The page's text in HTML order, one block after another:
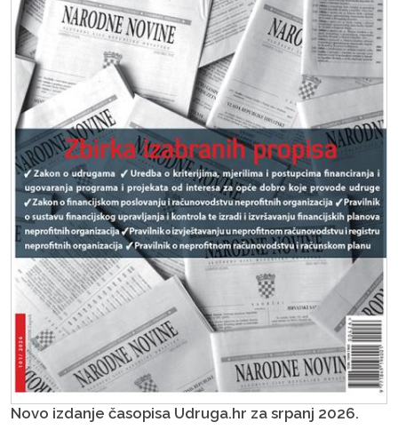
Novo izdanje časopisa Udruga.hr za srpanj 2026.